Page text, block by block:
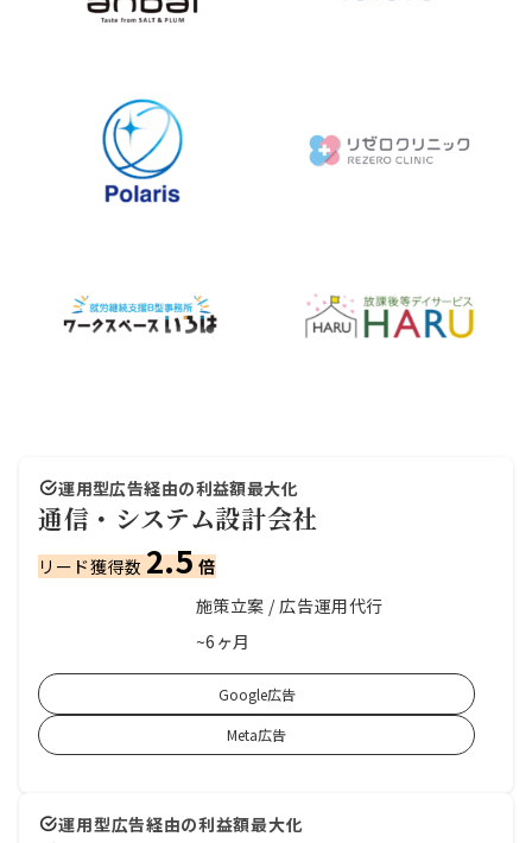
運用型広告経由の利益額最大化
通信・システム設計会社
リード獲得数 2.5倍
施策立案 / 広告運用代行
~6ヶ月
Google広告
Meta広告
運用型広告経由の利益額最大化